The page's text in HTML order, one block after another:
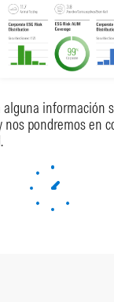
alguna información
nos pondremos en